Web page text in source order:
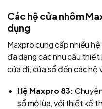
Các hệ cửa nhôm
dụng
Maxpro cung cấp nhiều
đa dạng các nhu cầu
cửa đi, cửa sổ đến các hệ
Hệ Maxpro 83:
sổ mở lùa, với thiết kế